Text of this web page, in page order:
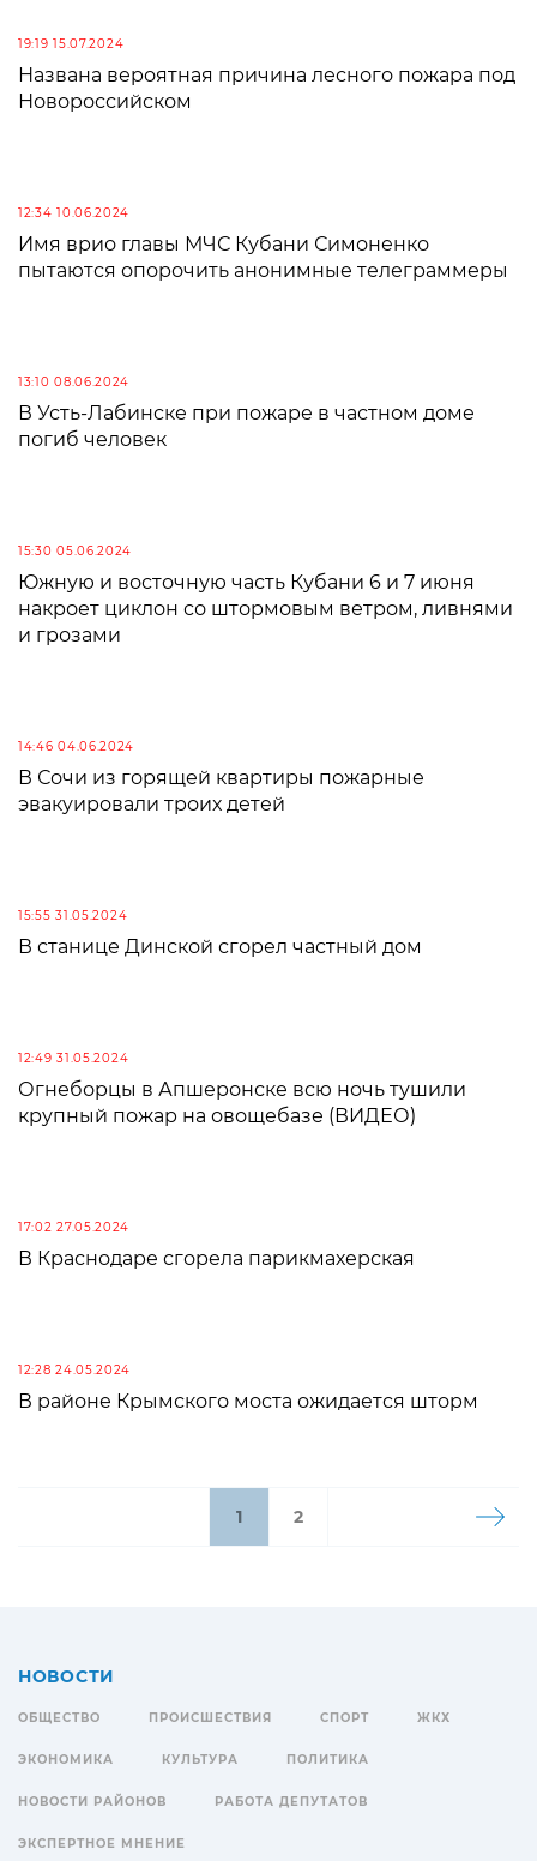
19:19 15.07.2024
Названа вероятная причина лесного пожара под
Новороссийском
12:34 10.06.2024
Имя врио главы МЧС Кубани Симоненко
пытаются опорочить анонимные телеграммеры
13:10 08.06.2024
В Усть-Лабинске при пожаре в частном доме
погиб человек
15:30 05.06.2024
Южную и восточную часть Кубани 6 и 7 июня
накроет циклон со штормовым ветром, ливнями
и грозами
14:46 04.06.2024
В Сочи из горящей квартиры пожарные
эвакуировали троих детей
15:55 31.05.2024
В станице Динской сгорел частный дом
12:49 31.05.2024
Огнеборцы в Апшеронске всю ночь тушили
крупный пожар на овощебазе (ВИДЕО)
17:02 27.05.2024
В Краснодаре сгорела парикмахерская
12:28 24.05.2024
В районе Крымского моста ожидается шторм
1 2
НОВОСТИ
ОБЩЕСТВО ПРОИСШЕСТВИЯ СПОРТ ЖКХ
ЭКОНОМИКА КУЛЬТУРА ПОЛИТИКА
НОВОСТИ РАЙОНОВ РАБОТА ДЕПУТАТОВ
ЭКСПЕРТНОЕ МНЕНИЕ